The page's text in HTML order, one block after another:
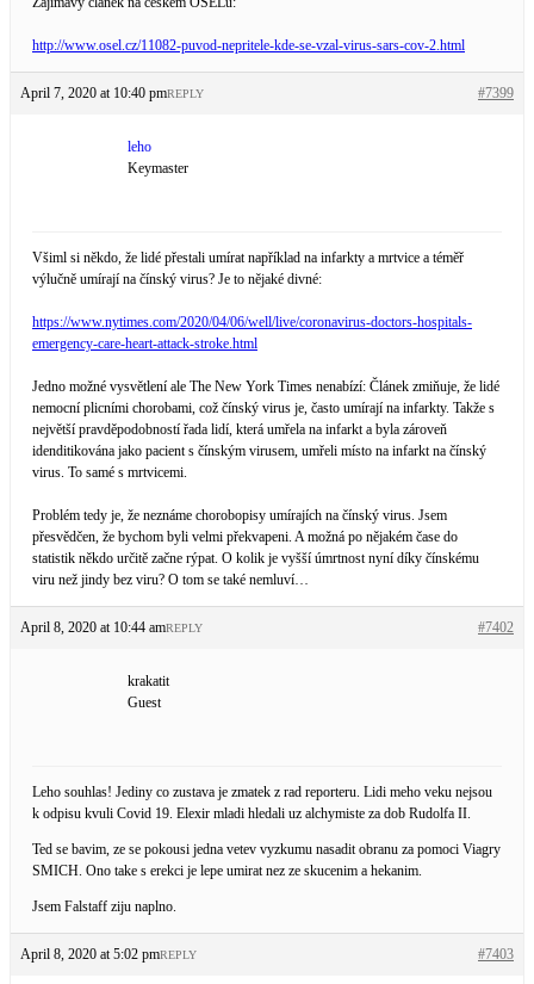
http://www.osel.cz/11082-puvod-nepritele-kde-se-vzal-virus-sars-cov-2.html
April 7, 2020 at 10:40 pm #7399
REPLY
leho
Keymaster
Všiml si někdo, že lidé přestali umírat například na infarkty a mrtvice a téměř
výlučně umírají na čínský virus? Je to nějaké divné:
https://www.nytimes.com/2020/04/06/well/live/coronavirus-doctors-hospitals-
emergency-care-heart-attack-stroke.html
Jedno možné vysvětlení ale The New York Times nenabízí: Článek zmiňuje, že lidé
nemocní plicními chorobami, což čínský virus je, často umírají na infarkty. Takže s
největší pravděpodobností řada lidí, která umřela na infarkt a byla zároveň
idenditikována jako pacient s čínským virusem, umřeli místo na infarkt na čínský
virus. To samé s mrtvicemi.
Problém tedy je, že neznáme chorobopisy umírajích na čínský virus. Jsem
přesvědčen, že bychom byli velmi překvapeni. A možná po nějakém čase do
statistik někdo určitě začne rýpat. O kolik je vyšší úmrtnost nyní díky čínskému
viru než jindy bez viru? O tom se také nemluví…
April 8, 2020 at 10:44 am #7402
REPLY
krakatit
Guest
Leho souhlas! Jediny co zustava je zmatek z rad reporteru. Lidi meho veku nejsou
k odpisu kvuli Covid 19. Elexir mladi hledali uz alchymiste za dob Rudolfa II.
Ted se bavim, ze se pokousi jedna vetev vyzkumu nasadit obranu za pomoci Viagry
SMICH. Ono take s erekci je lepe umirat nez ze skucenim a hekanim.
Jsem Falstaff ziju naplno.
April 8, 2020 at 5:02 pm #7403
REPLY